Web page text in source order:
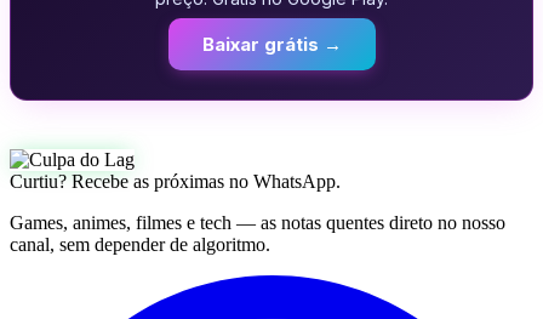
Baixar grátis →
Curtiu? Recebe as próximas no WhatsApp.
Games, animes, filmes e tech — as notas quentes direto no nosso
canal, sem depender de algoritmo.